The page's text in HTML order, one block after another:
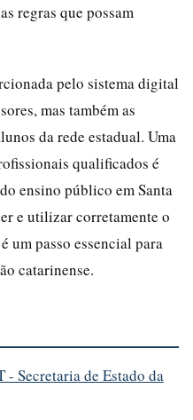
regras que possam
pelo sistema digital
mas também as
da rede estadual. Uma
qualificados é
ensino público em Santa
e utilizar corretamente o
um passo essencial para
catarinense.
Secretaria de Estado da